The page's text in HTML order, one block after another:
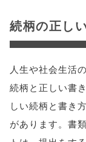
続柄の正し
人生や社会生活
続柄と正しい書
しい続柄と書き
があります。書